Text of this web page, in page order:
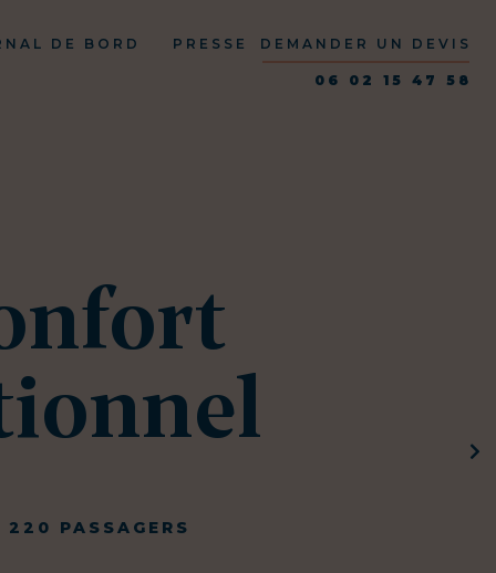
DE BORD PRESSE DEMANDER UN DEVIS
06 02 15 47 58
PASSAGERS